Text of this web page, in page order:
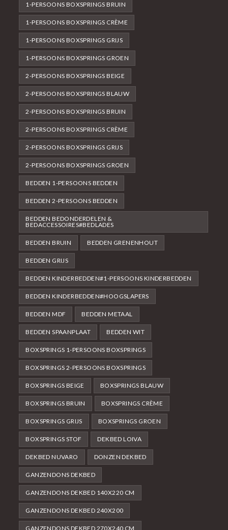
1-PERSOONS BOXSPRINGS BRUIN
1-PERSOONS BOXSPRINGS CRÈME
1-PERSOONS BOXSPRINGS GRIJS
1-PERSOONS BOXSPRINGS GROEN
2-PERSOONS BOXSPRINGS BEIGE
2-PERSOONS BOXSPRINGS BLAUW
2-PERSOONS BOXSPRINGS BRUIN
2-PERSOONS BOXSPRINGS CRÈME
2-PERSOONS BOXSPRINGS GRIJS
2-PERSOONS BOXSPRINGS GROEN
BEDDEN 1-PERSOONS BEDDEN
BEDDEN 2-PERSOONS BEDDEN
BEDDEN BEDONDERDELEN &
BEDACCESSOIRES#BEDLADES
BEDDEN BRUIN BEDDEN GRENENHOUT
BEDDEN GRIJS
BEDDEN KINDERBEDDEN#1-PERSOONS KINDERBEDDEN
BEDDEN KINDERBEDDEN#HOOGSLAPERS
BEDDEN MDF BEDDEN METAAL
BEDDEN SPAANPLAAT BEDDEN WIT
BOXSPRINGS 1-PERSOONS BOXSPRINGS
BOXSPRINGS 2-PERSOONS BOXSPRINGS
BOXSPRINGS BEIGE BOXSPRINGS BLAUW
BOXSPRINGS BRUIN BOXSPRINGS CRÈME
BOXSPRINGS GRIJS BOXSPRINGS GROEN
BOXSPRINGS STOF DEKBED LOIVA
DEKBED NUVARO DONZEN DEKBED
GANZENDONS DEKBED
GANZENDONS DEKBED 140X220 CM
GANZENDONS DEKBED 240X200
GANZENDONS DEKBED 270X240 CM